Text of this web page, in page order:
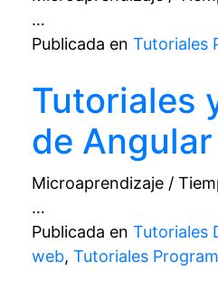
…
Publicada en Tutoriales
Tutoriales
de Angular
Microaprendizaje /
…
Publicada en Tutoriales
web, Tutoriales